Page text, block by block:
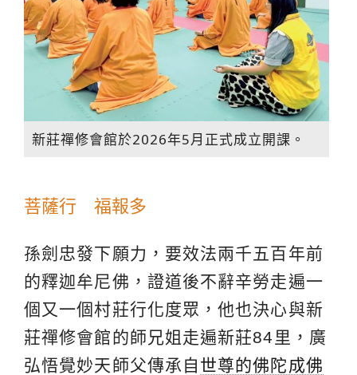
新莊禪修會館於2026年5月正式成立開課。
菩薩行 福報多
孫劍忠發下願力，要效法兩千五百年前
的釋迦牟尼佛，證道後不辭辛勞走遍一
個又一個村莊行化度眾，他也決心與新
莊禪修會館的師兄姐走遍新莊84里，廣
弘悟覺妙天師父傳承自 世尊的佛陀成佛